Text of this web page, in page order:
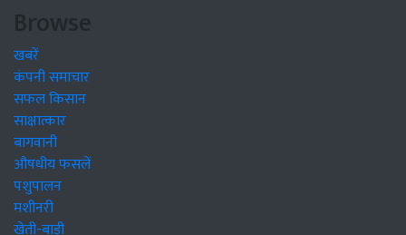
Browse
खबरें
कंपनी समाचार
सफल किसान
साक्षात्कार
बागवानी
औषधीय फसलें
पशुपालन
मशीनरी
खेती-बाड़ी